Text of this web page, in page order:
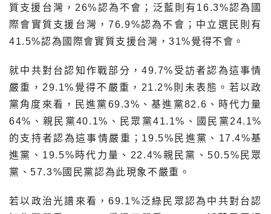
質支援台灣，26%認為不會；泛藍則有16.3%認為國
際會實質支援台灣，76.9%認為不會；中立選民則有
41.5%認為國際會實質支援台灣，31%覺得不會。
就中共對台認知作戰部分，49.7%受訪者認為這事情
嚴重，29.1%覺得不嚴重，21.2%則未表態。若以政
黨角度來看，民進黨69.3%、基進黨82.6、時代力量
64%、親民黨40.1%、民眾黨41.1%、國民黨24.1%
的支持者認為這事情嚴重；19.5%民進黨、17.4%基
進黨、19.5%時代力量、22.4%親民黨、50.5%民眾
黨、57.3%國民黨認為此現象不嚴重。
若以政治光譜來看，69.1%泛綠民眾認為中共對台認